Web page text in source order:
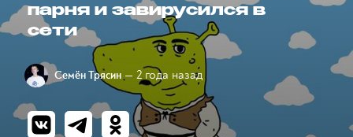
парня и завирусился в
сети
Семён Трясин — 2 года назад